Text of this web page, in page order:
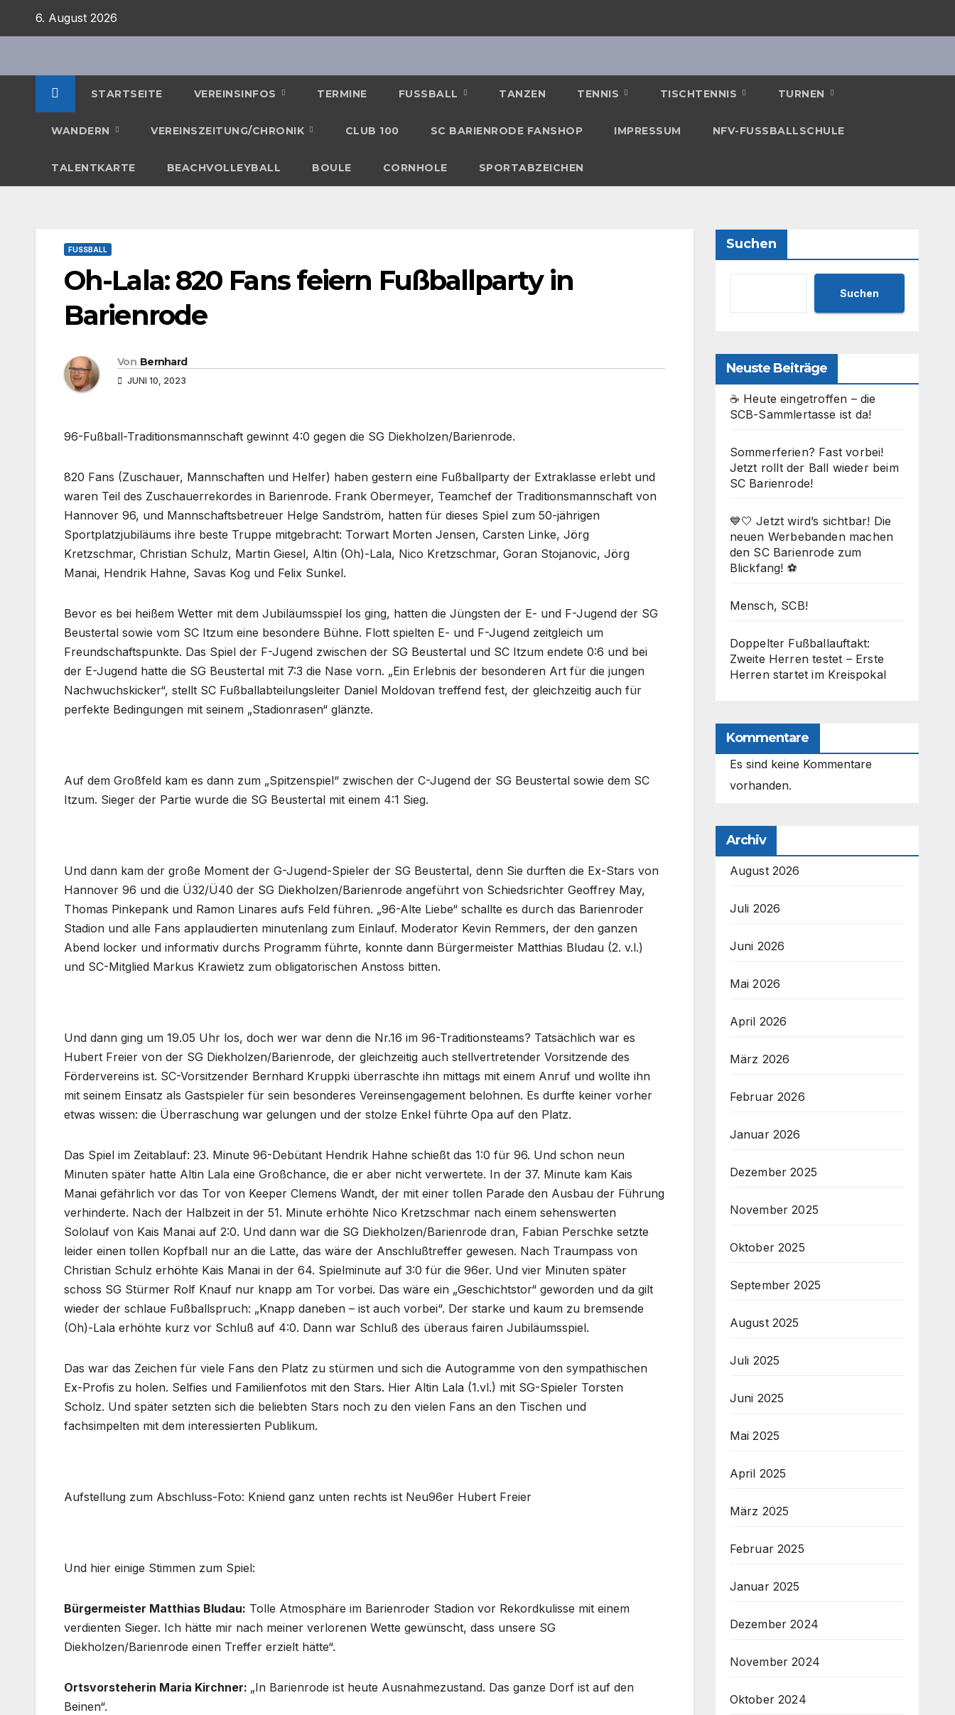
6. August 2026
STARTSEITE VEREINSINFOS TERMINE FUSSBALL TANZEN TENNIS TISCHTENNIS TURNEN
WANDERN VEREINSZEITUNG/CHRONIK CLUB 100 SC BARIENRODE FANSHOP IMPRESSUM NFV-FUSSBALLSCHULE
TALENTKARTE BEACHVOLLEYBALL BOULE CORNHOLE SPORTABZEICHEN
FUSSBALL
Oh-Lala: 820 Fans feiern Fußballparty in
Barienrode
Von Bernhard
JUNI 10, 2023
96-Fußball-Traditionsmannschaft gewinnt 4:0 gegen die SG Diekholzen/Barienrode.
820 Fans (Zuschauer, Mannschaften und Helfer) haben gestern eine Fußballparty der Extraklasse erlebt und
waren Teil des Zuschauerrekordes in Barienrode. Frank Obermeyer, Teamchef der Traditionsmannschaft von
Hannover 96, und Mannschaftsbetreuer Helge Sandström, hatten für dieses Spiel zum 50-jährigen
Sportplatzjubiläums ihre beste Truppe mitgebracht: Torwart Morten Jensen, Carsten Linke, Jörg
Kretzschmar, Christian Schulz, Martin Giesel, Altin (Oh)-Lala, Nico Kretzschmar, Goran Stojanovic, Jörg
Manai, Hendrik Hahne, Savas Kog und Felix Sunkel.
Bevor es bei heißem Wetter mit dem Jubiläumsspiel los ging, hatten die Jüngsten der E- und F-Jugend der SG
Beustertal sowie vom SC Itzum eine besondere Bühne. Flott spielten E- und F-Jugend zeitgleich um
Freundschaftspunkte. Das Spiel der F-Jugend zwischen der SG Beustertal und SC Itzum endete 0:6 und bei
der E-Jugend hatte die SG Beustertal mit 7:3 die Nase vorn. „Ein Erlebnis der besonderen Art für die jungen
Nachwuchskicker“, stellt SC Fußballabteilungsleiter Daniel Moldovan treffend fest, der gleichzeitig auch für
perfekte Bedingungen mit seinem „Stadionrasen“ glänzte.
Auf dem Großfeld kam es dann zum „Spitzenspiel“ zwischen der C-Jugend der SG Beustertal sowie dem SC
Itzum. Sieger der Partie wurde die SG Beustertal mit einem 4:1 Sieg.
Und dann kam der große Moment der G-Jugend-Spieler der SG Beustertal, denn Sie durften die Ex-Stars von
Hannover 96 und die Ü32/Ü40 der SG Diekholzen/Barienrode angeführt von Schiedsrichter Geoffrey May,
Thomas Pinkepank und Ramon Linares aufs Feld führen. „96-Alte Liebe“ schallte es durch das Barienroder
Stadion und alle Fans applaudierten minutenlang zum Einlauf. Moderator Kevin Remmers, der den ganzen
Abend locker und informativ durchs Programm führte, konnte dann Bürgermeister Matthias Bludau (2. v.l.)
und SC-Mitglied Markus Krawietz zum obligatorischen Anstoss bitten.
Und dann ging um 19.05 Uhr los, doch wer war denn die Nr.16 im 96-Traditionsteams? Tatsächlich war es
Hubert Freier von der SG Diekholzen/Barienrode, der gleichzeitig auch stellvertretender Vorsitzende des
Fördervereins ist. SC-Vorsitzender Bernhard Kruppki überraschte ihn mittags mit einem Anruf und wollte ihn
mit seinem Einsatz als Gastspieler für sein besonderes Vereinsengagement belohnen. Es durfte keiner vorher
etwas wissen: die Überraschung war gelungen und der stolze Enkel führte Opa auf den Platz.
Das Spiel im Zeitablauf: 23. Minute 96-Debütant Hendrik Hahne schießt das 1:0 für 96. Und schon neun
Minuten später hatte Altin Lala eine Großchance, die er aber nicht verwertete. In der 37. Minute kam Kais
Manai gefährlich vor das Tor von Keeper Clemens Wandt, der mit einer tollen Parade den Ausbau der Führung
verhinderte. Nach der Halbzeit in der 51. Minute erhöhte Nico Kretzschmar nach einem sehenswerten
Sololauf von Kais Manai auf 2:0. Und dann war die SG Diekholzen/Barienrode dran, Fabian Perschke setzte
leider einen tollen Kopfball nur an die Latte, das wäre der Anschlußtreffer gewesen. Nach Traumpass von
Christian Schulz erhöhte Kais Manai in der 64. Spielminute auf 3:0 für die 96er. Und vier Minuten später
schoss SG Stürmer Rolf Knauf nur knapp am Tor vorbei. Das wäre ein „Geschichtstor“ geworden und da gilt
wieder der schlaue Fußballspruch: „Knapp daneben – ist auch vorbei“. Der starke und kaum zu bremsende
(Oh)-Lala erhöhte kurz vor Schluß auf 4:0. Dann war Schluß des überaus fairen Jubiläumsspiel.
Das war das Zeichen für viele Fans den Platz zu stürmen und sich die Autogramme von den sympathischen
Ex-Profis zu holen. Selfies und Familienfotos mit den Stars. Hier Altin Lala (1.vl.) mit SG-Spieler Torsten
Scholz. Und später setzten sich die beliebten Stars noch zu den vielen Fans an den Tischen und
fachsimpelten mit dem interessierten Publikum.
Aufstellung zum Abschluss-Foto: Kniend ganz unten rechts ist Neu96er Hubert Freier
Und hier einige Stimmen zum Spiel:
Bürgermeister Matthias Bludau: Tolle Atmosphäre im Barienroder Stadion vor Rekordkulisse mit einem
verdienten Sieger. Ich hätte mir nach meiner verlorenen Wette gewünscht, dass unsere SG
Diekholzen/Barienrode einen Treffer erzielt hätte“.
Ortsvorsteherin Maria Kirchner: „In Barienrode ist heute Ausnahmezustand. Das ganze Dorf ist auf den
Beinen“.
Suchen
Suchen
Neuste Beiträge
☕ Heute eingetroffen – die
SCB-Sammlertasse ist da!
Sommerferien? Fast vorbei!
Jetzt rollt der Ball wieder beim
SC Barienrode!
💙🤍 Jetzt wird’s sichtbar! Die
neuen Werbebanden machen
den SC Barienrode zum
Blickfang! ⚽
Mensch, SCB!
Doppelter Fußballauftakt:
Zweite Herren testet – Erste
Herren startet im Kreispokal
Kommentare
Es sind keine Kommentare
vorhanden.
Archiv
August 2026
Juli 2026
Juni 2026
Mai 2026
April 2026
März 2026
Februar 2026
Januar 2026
Dezember 2025
November 2025
Oktober 2025
September 2025
August 2025
Juli 2025
Juni 2025
Mai 2025
April 2025
März 2025
Februar 2025
Januar 2025
Dezember 2024
November 2024
Oktober 2024